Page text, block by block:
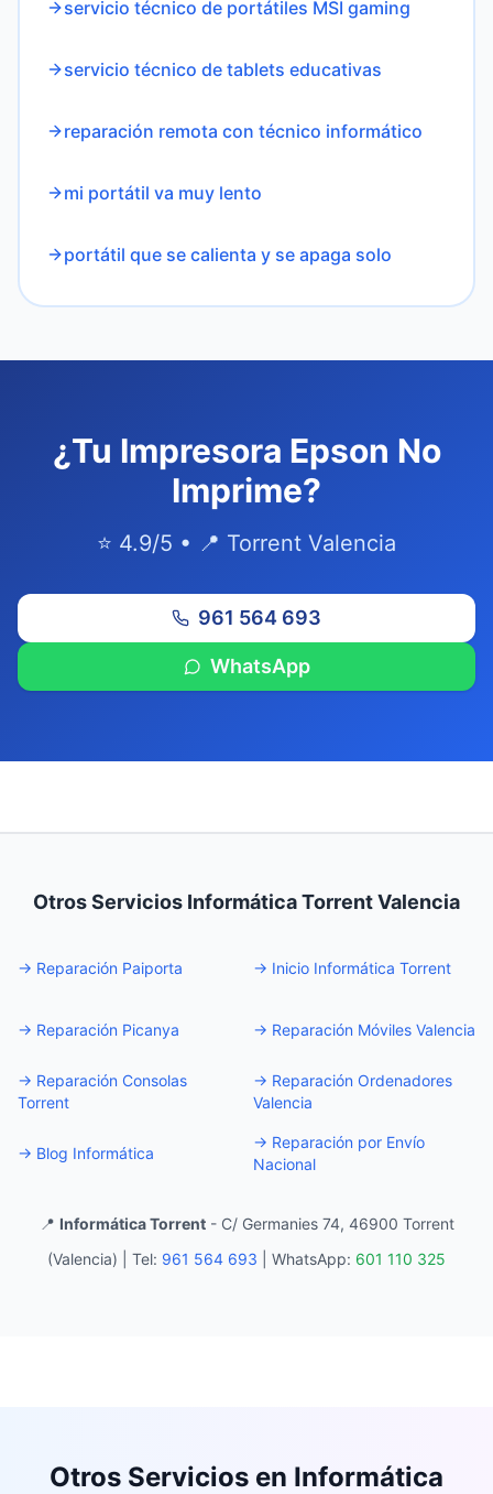
servicio técnico de portátiles MSI gaming
servicio técnico de tablets educativas
reparación remota con técnico informático
mi portátil va muy lento
portátil que se calienta y se apaga solo
¿Tu Impresora Epson No
Imprime?
⭐ 4.9/5 • 📍 Torrent Valencia
961 564 693
WhatsApp
Otros Servicios Informática Torrent Valencia
→ Reparación Paiporta → Inicio Informática Torrent
→ Reparación Picanya → Reparación Móviles Valencia
→ Reparación Consolas
Torrent
→ Reparación Ordenadores
Valencia
→ Blog Informática
→ Reparación por Envío
Nacional
📍 Informática Torrent- C/ Germanies 74, 46900 Torrent
(Valencia) |
Tel: 961 564 693 WhatsApp: 601 110 325
Otros Servicios en Informática